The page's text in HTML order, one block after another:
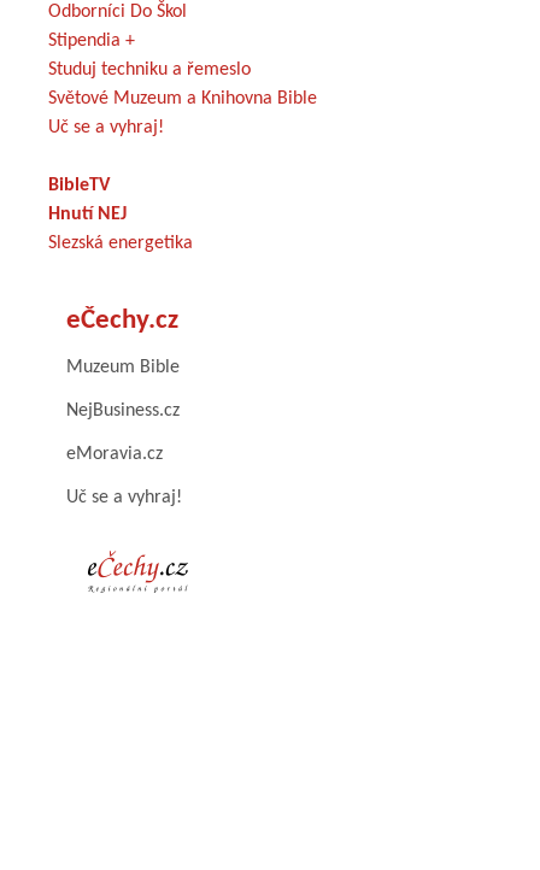
Odborníci Do Škol
Stipendia +
Studuj techniku a řemeslo
Světové Muzeum a Knihovna Bible
Uč se a vyhraj!
BibleTV
Hnutí NEJ
Slezská energetika
eČechy.cz
Muzeum Bible
NejBusiness.cz
eMoravia.cz
Uč se a vyhraj!